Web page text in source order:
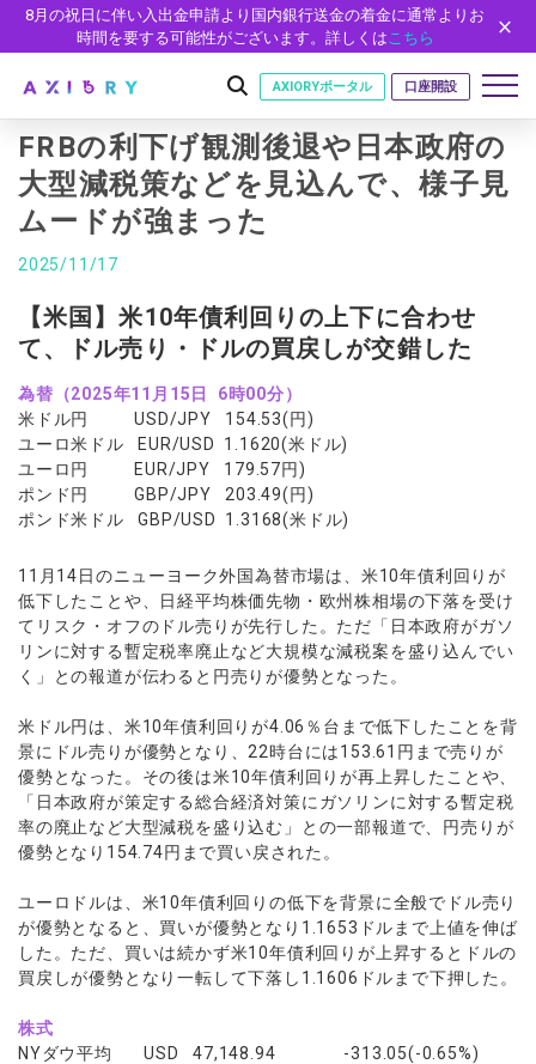
8月の祝日に伴い入出金申請より国内銀行送金の着金に通常よりお
時間を要する可能性がございます。詳しくはこちら
はじめに
はじめに
安全性
取引
取引商品
FX（通貨ペア）
現物株式
ETF
株式CFD
株価指数CFD
エネルギーCFD
貴金属CFD
ソフトコモディティCFD
NEW
バトルCFD
取引条件
スプレッド・手数料
ゼロカットとロスカット
スワップとロールオーバー
入出金方法
レバレッジ
NEW
約定率
取引時間
取引計算シミュレーター
注文執行ポリシー
経済指標・予測カレンダー
口座
口座の種類
口座タイプ
法人のお客様
ゼロ口座
NEW
デモ口座
口座開設
口座開設フォーム
必要書類
開設方法
プラットフォーム
プラットフォーム
MT5
MT4
cTrader
AXIORYポータル
ツール
MT4/MT5 ヒストリカルデータ
EA(エキスパートアドバイザー)
カスタムインジケーター
ストライク インジケータ
MQLシグナル
NEW
通貨インデックス
パートナー
パートナーシップ・プログラム
イントロデュース・パートナープログラム（IP）
ニュース
ニュースリリース
マーケットニュース
コーポレートニュース
キャンペーン
トレードガイド
NEW
会社概要
会社概要
役員紹介
お問合せ
日本語
عربى
English
Español
ไทย
Tiếng Việt
口座開設する
法人のお客様はこちら
AXIORYポータル 口座開設
FRBの利下げ観測後退や日本政府の
大型減税策などを見込んで、様子見
ムードが強まった
2025/11/17
【米国】米10年債利回りの上下に合わせ
て、ドル売り・ドルの買戻しが交錯した
為替（2025年11月15日 6時00分）
米ドル円 USD/JPY 154.53(円)
ユーロ米ドル EUR/USD 1.1620(米ドル)
ユーロ円 EUR/JPY 179.57円)
ポンド円 GBP/JPY 203.49(円)
ポンド米ドル GBP/USD 1.3168(米ドル)
11月14日のニューヨーク外国為替市場は、米10年債利回りが
低下したことや、日経平均株価先物・欧州株相場の下落を受け
てリスク・オフのドル売りが先行した。ただ「日本政府がガソ
リンに対する暫定税率廃止など大規模な減税案を盛り込んでい
く」との報道が伝わると円売りが優勢となった。
米ドル円は、米10年債利回りが4.06％台まで低下したことを背
景にドル売りが優勢となり、22時台には153.61円まで売りが
優勢となった。その後は米10年債利回りが再上昇したことや、
「日本政府が策定する総合経済対策にガソリンに対する暫定税
率の廃止など大型減税を盛り込む」との一部報道で、円売りが
優勢となり154.74円まで買い戻された。
ユーロドルは、米10年債利回りの低下を背景に全般でドル売り
が優勢となると、買いが優勢となり1.1653ドルまで上値を伸ば
した。ただ、買いは続かず米10年債利回りが上昇するとドルの
買戻しが優勢となり一転して下落し1.1606ドルまで下押した。
株式
NYダウ平均 USD 47,148.94 -313.05(-0.65%)